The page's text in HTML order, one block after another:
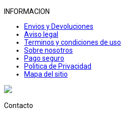
INFORMACION
Envios y Devoluciones
Aviso legal
Terminos y condiciones de uso
Sobre nosotros
Pago seguro
Politica de Privacidad
Mapa del sitio
Contacto